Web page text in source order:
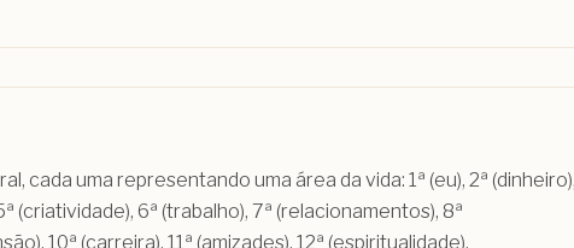
cada uma representando uma área da vida: 1ª (eu), 2ª (dinheiro),
(criatividade), 6ª (trabalho), 7ª (relacionamentos), 8ª
10ª (carreira), 11ª (amizades), 12ª (espiritualidade).